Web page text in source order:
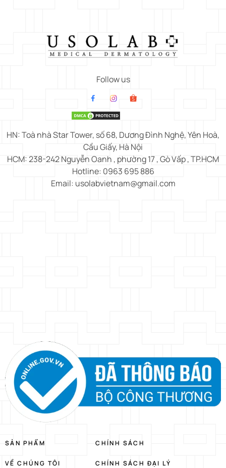
Follow us
HN: Toà nhà Star Tower, số 68, Dương Đình Nghệ, Yên Hoà,
Cầu Giấy, Hà Nội
HCM: 238-242 Nguyễn Oanh , phường 17 , Gò Vấp , TP.HCM
Hotline: 0963 695 886
Email: usolabvietnam@gmail.com
SẢN PHẨM
VỀ CHÚNG TÔI
CHÍNH SÁCH
CHÍNH SÁCH ĐẠI LÝ